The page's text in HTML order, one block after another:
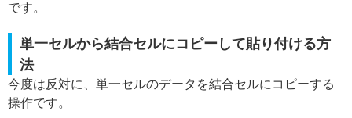
です。
単一セルから結合セルにコピーして貼り付ける方
法
今度は反対に、単一セルのデータを結合セルにコピーする
操作です。